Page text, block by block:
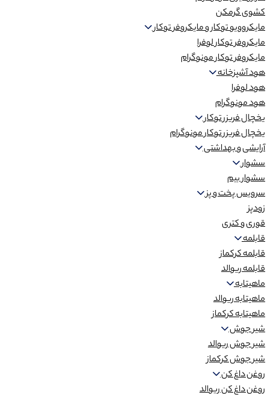
کشوی گرمکن
مایکروویو توکار و مایکروفر توکار
مایکروفر توکار لوفرا
مایکروفر توکار مونوگرام
هود آشپزخانه
هود لوفرا
هود مونوگرام
یخچال فریزر توکار
یخچال فریزر توکار مونوگرام
آرایشی و بهداشتی
سشوار
سشوار بیم
سرویس پخت و پز
زودپز
قوری و کتری
قابلمه
قابلمه کرکماز
قابلمه ریوالد
ماهیتابه
ماهیتابه ریوالد
ماهیتابه کرکماز
شیر جوش
شیر جوش ریوالد
شیر جوش کرکماز
روغن داغ کن
روغن داغ کن ریوالد